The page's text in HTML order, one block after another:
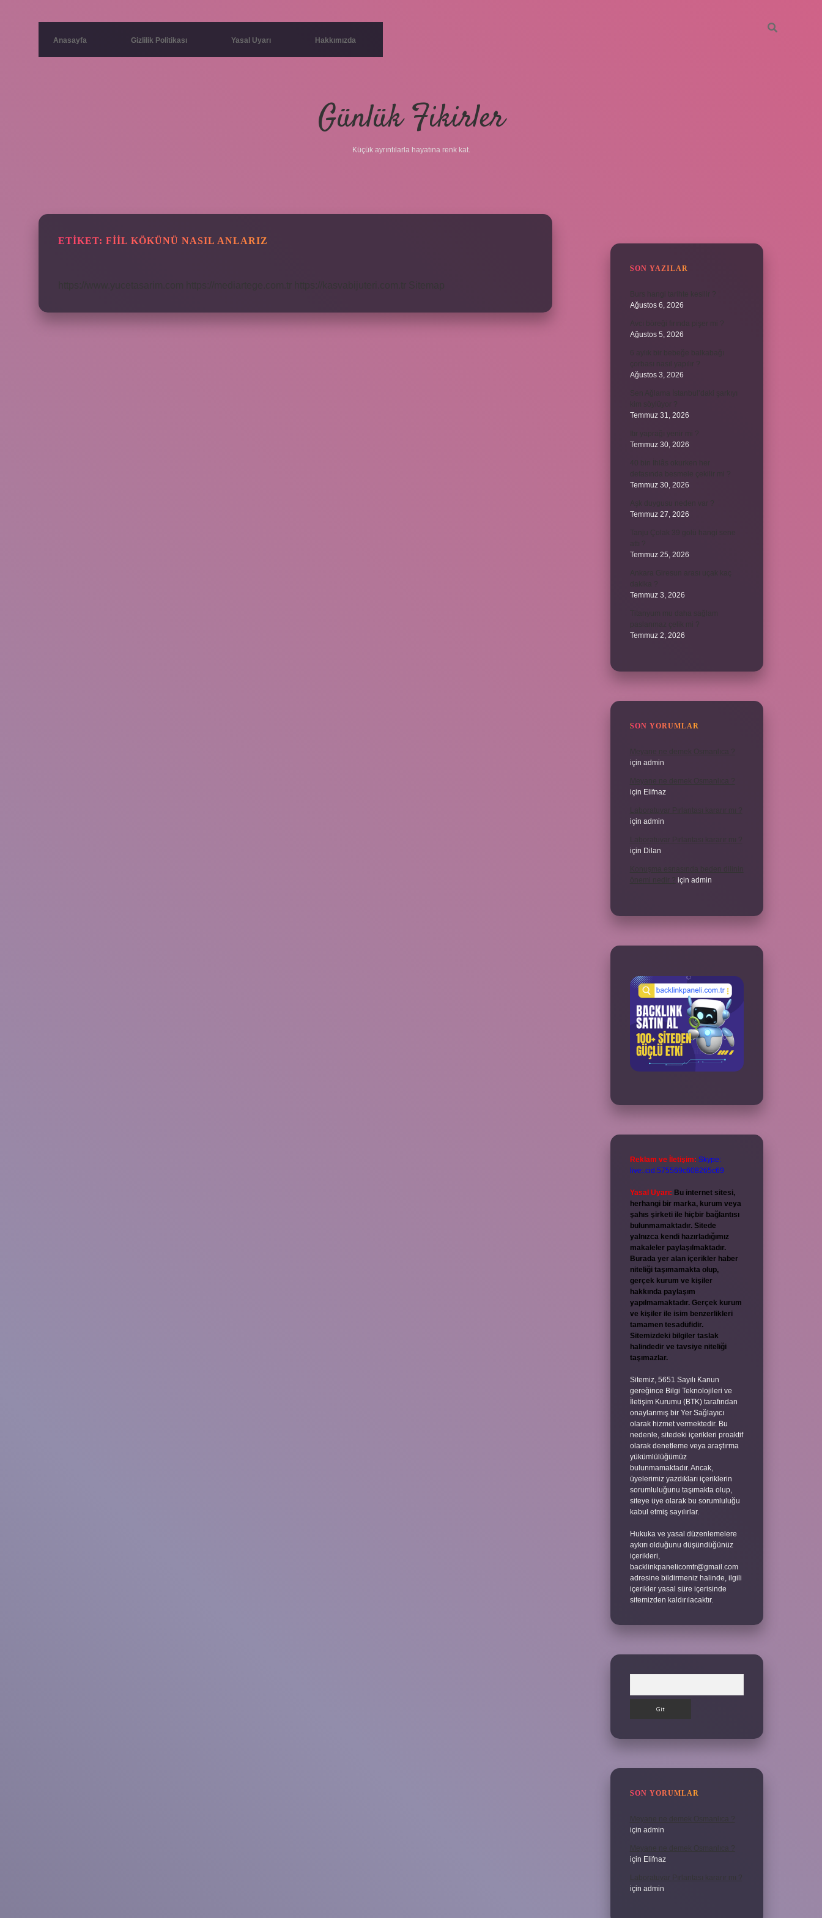
Anasayfa Gizlilik Politikası Yasal Uyarı Hakkımızda
Günlük Fikirler
Küçük ayrıntılarla hayatına renk kat.
ETIKET: FIIL KÖKÜNÜ NASIL ANLARIZ
SON YAZILAR
Ağustos 6, 2026
Ağustos 5, 2026
Ağustos 3, 2026
Temmuz 31, 2026
Temmuz 30, 2026
Temmuz 30, 2026
Temmuz 27, 2026
Temmuz 25, 2026
Temmuz 3, 2026
Temmuz 2, 2026
SON YORUMLAR
için admin
için Elifnaz
için admin
için Dilan
için admin
Reklam ve İletişim: Skype:
live:.cid.575569c608265c69
Yasal Uyarı: Bu internet sitesi,
herhangi bir marka, kurum veya
şahıs şirketi ile hiçbir bağlantısı
bulunmamaktadır. Sitede
yalnızca kendi hazırladığımız
makaleler paylaşılmaktadır.
Burada yer alan içerikler haber
niteliği taşımamakta olup,
gerçek kurum ve kişiler
hakkında paylaşım
yapılmamaktadır. Gerçek kurum
ve kişiler ile isim benzerlikleri
tamamen tesadüfidir.
Sitemizdeki bilgiler taslak
halindedir ve tavsiye niteliği
taşımazlar.
Sitemiz, 5651 Sayılı Kanun
gereğince Bilgi Teknolojileri ve
İletişim Kurumu (BTK) tarafından
onaylanmış bir Yer Sağlayıcı
olarak hizmet vermektedir. Bu
nedenle, sitedeki içerikleri proaktif
olarak denetleme veya araştırma
yükümlülüğümüz
bulunmamaktadır. Ancak,
üyelerimiz yazdıkları içeriklerin
sorumluluğunu taşımakta olup,
siteye üye olarak bu sorumluluğu
kabul etmiş sayılırlar.
Hukuka ve yasal düzenlemelere
aykırı olduğunu düşündüğünüz
içerikleri,
backlinkpanelicomtr@gmail.com
adresine bildirmeniz halinde, ilgili
içerikler yasal süre içerisinde
sitemizden kaldırılacaktır.
SON YORUMLAR
Meyane ne demek Osmanlıca ?
için admin
Meyane ne demek Osmanlıca ?
için Elifnaz
Laboratuvar Pırlantası kararır mı ?
için admin